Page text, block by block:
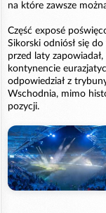
na które zawsze
Część exposé
Sikorski odniósł się
przed laty
kontynencie
odpowiedział z
Wschodnia, mimo
pozycji.